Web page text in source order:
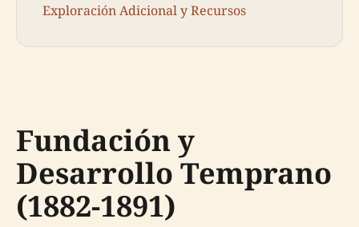
Exploración Adicional y Recursos
Fundación y
Desarrollo Temprano
(1882-1891)